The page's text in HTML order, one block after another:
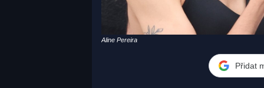
Aline Pereira
Přidat